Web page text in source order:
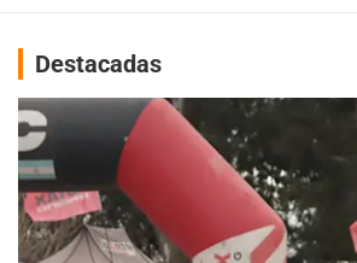
Destacadas